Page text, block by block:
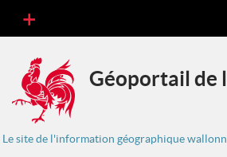
Géoportail de
Le site de l'information géographique